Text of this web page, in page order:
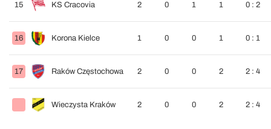
15 KS Cracovia 2 0 1 1 0 : 2
16 Korona Kielce 1 0 0 1 0 : 1
17 Raków Częstochowa 2 0 0 2 2 : 4
Wieczysta Kraków 2 0 0 2 2 : 4